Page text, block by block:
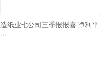
造纸业七公司三季报报喜 净利平
···